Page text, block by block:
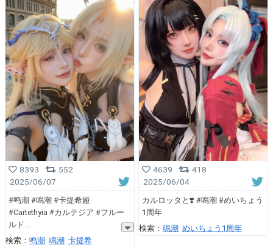
8393
552
2025/06/07
#鸣潮 #鳴潮 #卡提希娅
#Cartethyia #カルテジア #フルー
ルド
検索： 鸣潮 鳴潮 卡提希
4639
418
2025/06/04
カルロッタと❣️ #鳴潮 #めいちょう
1周年
検索： 鳴潮 めいちょう1周年